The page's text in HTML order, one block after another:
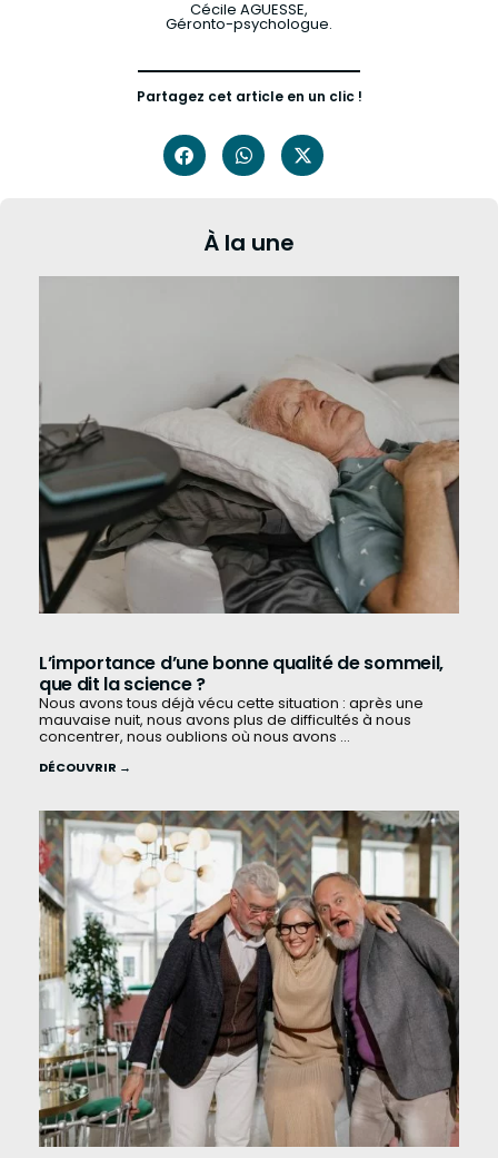
Cécile AGUESSE,
Géronto-psychologue.
Partagez cet article en un clic !
À la une
L’importance d’une bonne qualité de sommeil,
que dit la science ?
Nous avons tous déjà vécu cette situation : après une
mauvaise nuit, nous avons plus de difficultés à nous
concentrer, nous oublions où nous avons ...
DÉCOUVRIR →